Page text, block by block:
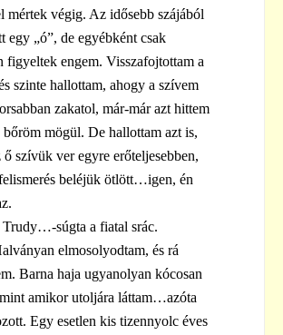
mértek végig. Az idősebb szájából
egy „ó”, de egyébként csak
figyeltek engem. Visszafojtottam a
szinte hallottam, ahogy a szívem
zakatol, már-már azt hittem
mögül. De hallottam azt is,
ő szívük ver egyre erőteljesebben,
beléjük ötlött…igen, én
Trudy…-súgta a fiatal srác.
elmosolyodtam, és rá
Barna haja ugyanolyan kócosan
amikor utoljára láttam…azóta
Egy esetlen kis tizennyolc éves